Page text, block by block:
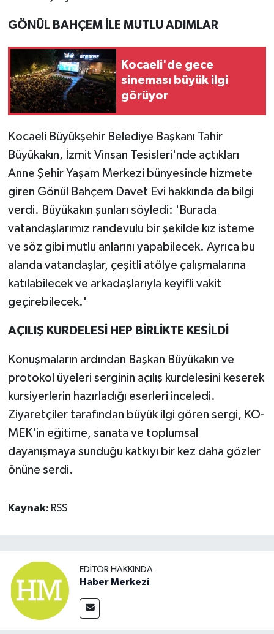
GÖNÜL BAHÇEM İLE MUTLU ADIMLAR
Kocaeli'de gece
sineması büyük ilgi
görüyor
Kocaeli Büyükşehir Belediye Başkanı Tahir
Büyükakın, İzmit Vinsan Tesisleri'nde açtıkları
Anne Şehir Yaşam Merkezi bünyesinde hizmete
giren Gönül Bahçem Davet Evi hakkında da bilgi
verdi. Büyükakın şunları söyledi: 'Burada
vatandaşlarımız randevulu bir şekilde kız isteme
ve söz gibi mutlu anlarını yapabilecek. Ayrıca bu
alanda vatandaşlar, çeşitli atölye çalışmalarına
katılabilecek ve arkadaşlarıyla keyifli vakit
geçirebilecek.'
AÇILIŞ KURDELESİ HEP BİRLİKTE KESİLDİ
Konuşmaların ardından Başkan Büyükakın ve
protokol üyeleri serginin açılış kurdelesini keserek
kursiyerlerin hazırladığı eserleri inceledi.
Ziyaretçiler tarafından büyük ilgi gören sergi, KO-
MEK'in eğitime, sanata ve toplumsal
dayanışmaya sunduğu katkıyı bir kez daha gözler
önüne serdi.
Kaynak: RSS
EDITÖR HAKKINDA
Haber Merkezi